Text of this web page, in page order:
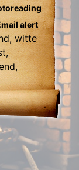
alert
witte
contact,